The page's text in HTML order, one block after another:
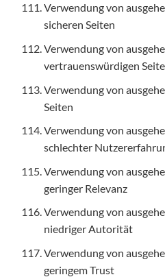
Verwendung von
sicheren Seiten
Verwendung von
vertrauenswürdigen
Verwendung von
Seiten
Verwendung von
schlechter
Verwendung von
geringer Relevanz
Verwendung von
niedriger Autorität
Verwendung von
geringem Trust